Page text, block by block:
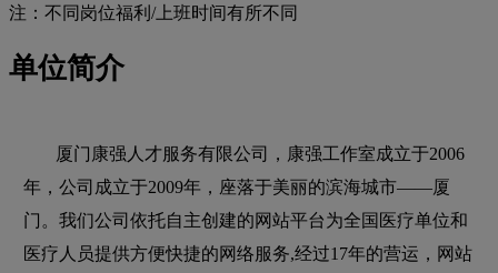
注：不同岗位福利/上班时间有所不同
单位简介
厦门康强人才服务有限公司，康强工作室成立于2006
年，公司成立于2009年，座落于美丽的滨海城市——厦
门。我们公司依托自主创建的网站平台为全国医疗单位和
医疗人员提供方便快捷的网络服务,经过17年的营运，网站